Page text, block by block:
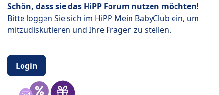
Schön, dass sie das HiPP Forum nutzen möchten!
Bitte loggen Sie sich im HiPP Mein BabyClub ein, um
mitzudiskutieren und Ihre Fragen zu stellen.
Login